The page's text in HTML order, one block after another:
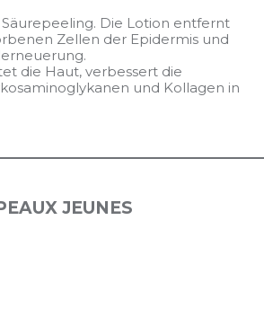
Säurepeeling. Die Lotion entfernt
Zellen der Epidermis und
die Haut, verbessert die
und Kollagen in
JEUNES